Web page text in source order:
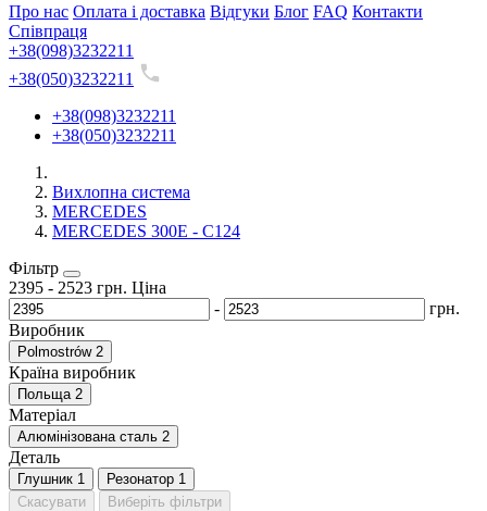
Про нас Оплата і доставка Відгуки Блог FAQ Контакти
Співпраця
+38(098)3232211
+38(050)3232211
+38(098)3232211
+38(050)3232211
Вихлопна система
MERCEDES
MERCEDES 300E - C124
Фільтр
2395 - 2523 грн. Ціна
-
грн.
Виробник
Polmostrów 2
Країна виробник
Польща 2
Матеріал
Алюмінізована сталь 2
Деталь
Глушник 1 Резонатор 1
Скасувати
Виберіть фільтри